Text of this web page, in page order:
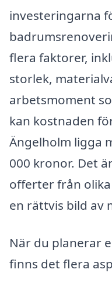
investeringarna
flera faktorer,
storlek,
arbetsmoment
kan kostnaden
Ängelholm ligga
000 kronor. Det
offerter från
en rättvis bild av
När du planerar
finns det flera